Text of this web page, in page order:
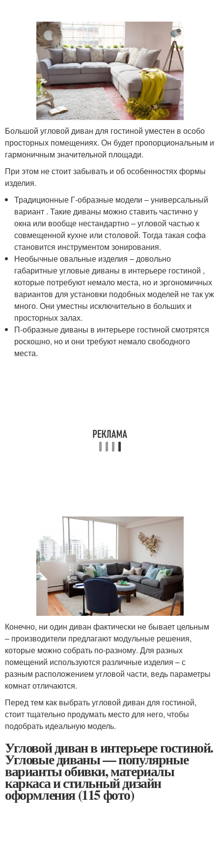
Большой угловой диван для гостиной уместен в особо
просторных помещениях. Он будет пропорциональным и
гармоничным значительной площади.
При этом не стоит забывать и об особенностях формы
изделия.
Традиционные Г-образные модели – универсальный
вариант . Такие диваны можно ставить частично у
окна или вообще нестандартно – угловой частью к
совмещенной кухне или столовой. Тогда такая софа
становится инструментом зонирования.
Необычные овальные изделия – довольно
габаритные угловые диваны в интерьере гостиной ,
которые потребуют немало места, но и эргономичных
вариантов для установки подобных моделей не так уж
много. Они уместны исключительно в больших и
просторных залах.
П-образные диваны в интерьере гостиной смотрятся
роскошно, но и они требуют немало свободного
места.
Конечно, ни один диван фактически не бывает цельным
– производители предлагают модульные решения,
которые можно собрать по-разному. Для разных
помещений используются различные изделия – с
разным расположением угловой части, ведь параметры
комнат отличаются.
Перед тем как выбрать угловой диван для гостиной,
стоит тщательно продумать место для него, чтобы
подобрать идеальную модель.
Угловой диван в интерьере гостиной.
Угловые диваны — популярные
варианты обивки, материалы
каркаса и стильный дизайн
оформления (115 фото)